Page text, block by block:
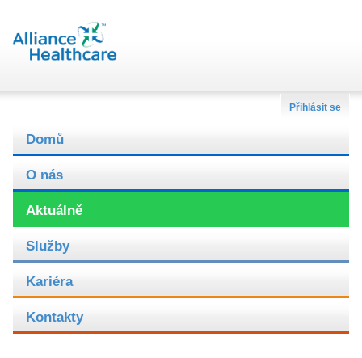
Přihlásit se
Domů
O nás
Aktuálně
Služby
Kariéra
Kontakty